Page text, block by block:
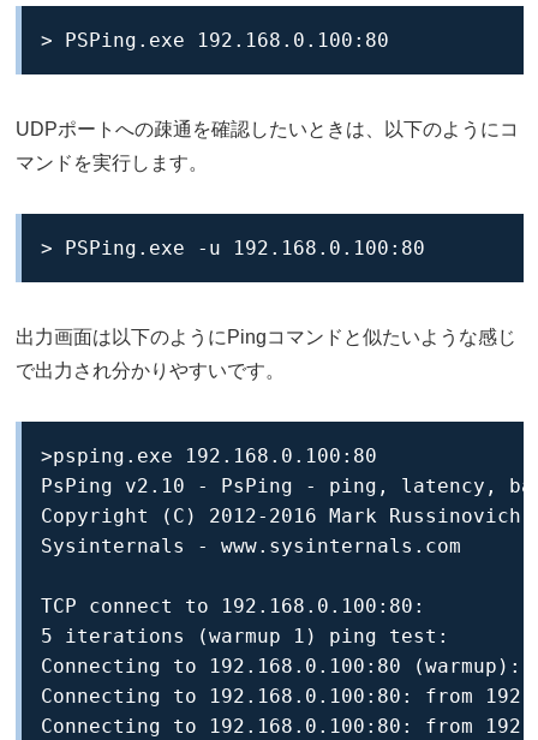
> PSPing.exe 192.168.0.100:80
UDPポートへの疎通を確認したいときは、以下のようにコ
マンドを実行します。
> PSPing.exe -u 192.168.0.100:80
出力画面は以下のようにPingコマンドと似たいような感じ
で出力され分かりやすいです。
>psping.exe 192.168.0.100:80
PsPing v2.10 - PsPing - ping, latency,
Copyright (C) 2012-2016 Mark Russinovich
Sysinternals - www.sysinternals.com
TCP connect to 192.168.0.100:80:
5 iterations (warmup 1) ping test:
Connecting to 192.168.0.100:80 (warmup):
Connecting to 192.168.0.100:80: from
Connecting to 192.168.0.100:80: from